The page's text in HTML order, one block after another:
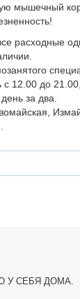
мышечный
расходные
12.00 до
за два.
У СЕБЯ ДОМА.